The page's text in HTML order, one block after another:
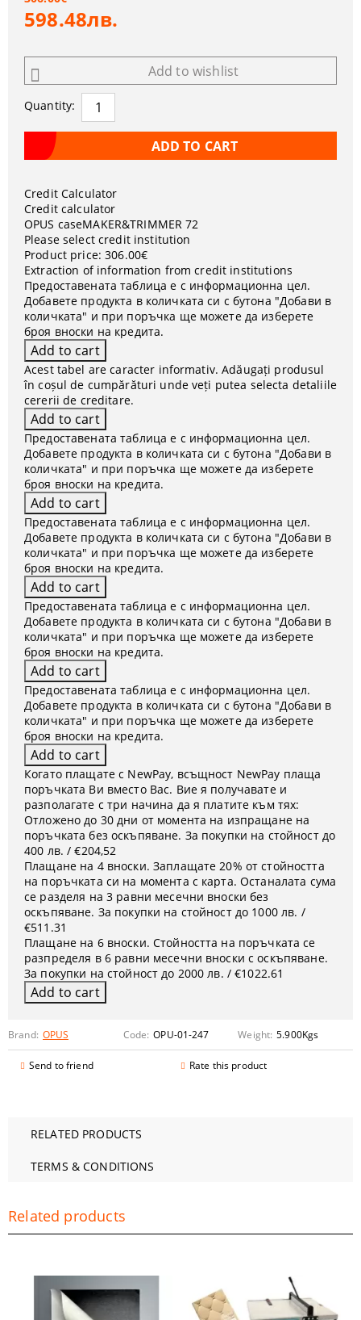
Brand: OPUS Code: OPU-01-247 Weight: 5.900Kgs
Send to friend Rate this product
598.48лв.
Add to wishlist
Quantity:
Credit Calculator
Credit calculator
OPUS caseMAKER&TRIMMER 72
Please select credit institution
Product price: 306.00€
Extraction of information from credit institutions
Предоставената таблица е с информационна цел.
Добавете продукта в количката си с бутона "Добави в
количката" и при поръчка ще можете да изберете
броя вноски на кредита.
Acest tabel are caracter informativ. Adăugați produsul
în coșul de cumpărături unde veți putea selecta detaliile
cererii de creditare.
Предоставената таблица е с информационна цел.
Добавете продукта в количката си с бутона "Добави в
количката" и при поръчка ще можете да изберете
броя вноски на кредита.
Предоставената таблица е с информационна цел.
Добавете продукта в количката си с бутона "Добави в
количката" и при поръчка ще можете да изберете
броя вноски на кредита.
Предоставената таблица е с информационна цел.
Добавете продукта в количката си с бутона "Добави в
количката" и при поръчка ще можете да изберете
броя вноски на кредита.
Предоставената таблица е с информационна цел.
Добавете продукта в количката си с бутона "Добави в
количката" и при поръчка ще можете да изберете
броя вноски на кредита.
Когато плащате с NewPay, всъщност NewPay плаща
поръчката Ви вместо Вас. Вие я получавате и
разполагате с три начина да я платите към тях:
Отложено до 30 дни от момента на изпращане на
поръчката без оскъпяване. За покупки на стойност до
400 лв. / €204,52
Плащане на 4 вноски. Заплащате 20% от стойността
на поръчката си на момента с карта. Останалата сума
се разделя на 3 равни месечни вноски без
оскъпяване. За покупки на стойност до 1000 лв. /
€511.31
Плащане на 6 вноски. Стойността на поръчката се
разпределя в 6 равни месечни вноски с оскъпяване.
За покупки на стойност до 2000 лв. / €1022.61
RELATED PRODUCTS
TERMS & CONDITIONS
Related products